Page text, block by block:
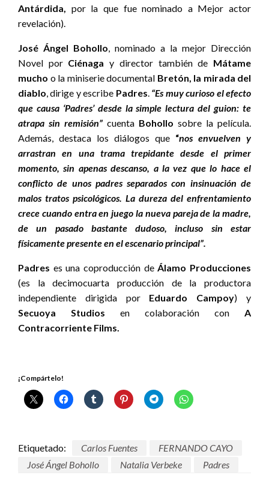
Antárdida, por la que fue nominado a Mejor actor
revelación).
José Ángel Bohollo, nominado a la mejor Dirección
Novel por Ciénagay director también de Mátame
mucho o la miniserie documental Bretón, la mirada del
diablo, dirige y escribe Padres. “Es muy curioso el efecto
que causa ‘Padres’ desde la simple lectura del guion: te
atrapa sin remisión” cuenta Bohollo sobre la película.
Además, destaca los diálogos que “nos envuelven y
arrastran en una trama trepidante desde el primer
momento, sin apenas descanso, a la vez que lo hace el
conflicto de unos padres separados con insinuación de
malos tratos psicológicos. La dureza del enfrentamiento
crece cuando entra en juego la nueva pareja de la madre,
de un pasado bastante dudoso, incluso sin estar
físicamente presente en el escenario principal”.
Padres es una coproducción deÁlamo Producciones
(es la decimocuarta producción de la productora
independiente dirigida por Eduardo Campoy) y
Secuoya Studios en colaboración con A
Contracorriente Films.
¡Compártelo!
Etiquetado: Carlos Fuentes
FERNANDO CAYO
José Ángel Bohollo
Natalia Verbeke Padres